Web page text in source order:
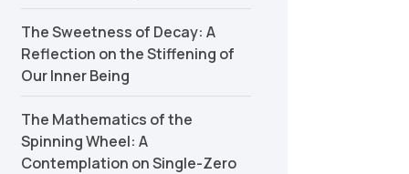
The Sweetness of Decay: A
Reflection on the Stiffening of
Our Inner Being
The Mathematics of the
Spinning Wheel: A
Contemplation on Single-Zero